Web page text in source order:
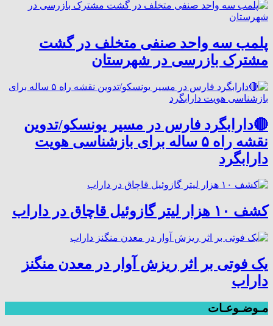
پلمب سه واحد صنفی متخلف در گشت
مشترک بازرسی در شهرستان
🔴دارابگرد فارس در مسیر یونسکو/تدوین
نقشه راه ۵ ساله برای بازشناسی هویت
دارابگرد
کشف ۱۰ هزار لیتر گازوئیل قاچاق در داراب
یک فوتی بر اثر ریزش آوار در معدن منگنز
داراب
مـوضـوعـات